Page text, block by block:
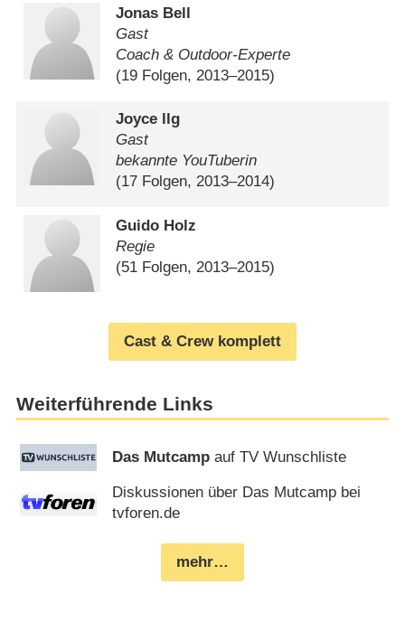
Jonas Bell
Gast
Coach & Outdoor-Experte
(19 Folgen, 2013⁠–⁠2015)
Joyce llg
Gast
bekannte YouTuberin
(17 Folgen, 2013⁠–⁠2014)
Guido Holz
Regie
(51 Folgen, 2013⁠–⁠2015)
Cast & Crew komplett
Weiterführende Links
Das Mutcamp auf TV Wunschliste
Diskussionen über Das Mutcamp bei
tvforen.de
mehr…